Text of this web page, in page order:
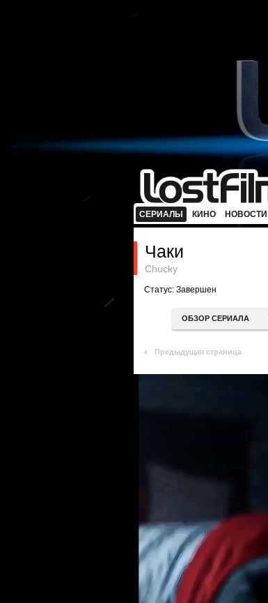
СЕРИАЛЫ КИНО НОВОСТИ
Чаки
Chucky
Статус: Завершен
ОБЗОР СЕРИАЛА
Предыдущая страница